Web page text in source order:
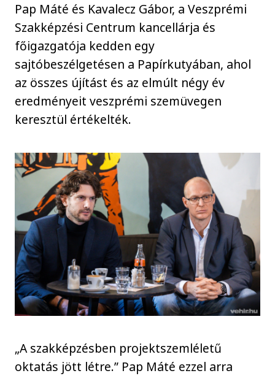
Pap Máté és Kavalecz Gábor, a Veszprémi
Szakképzési Centrum kancellárja és
főigazgatója kedden egy
sajtóbeszélgetésen a Papírkutyában, ahol
az összes újítást és az elmúlt négy év
eredményeit veszprémi szemüvegen
keresztül értékelték.
„A szakképzésben projektszemléletű
oktatás jött létre.” Pap Máté ezzel arra